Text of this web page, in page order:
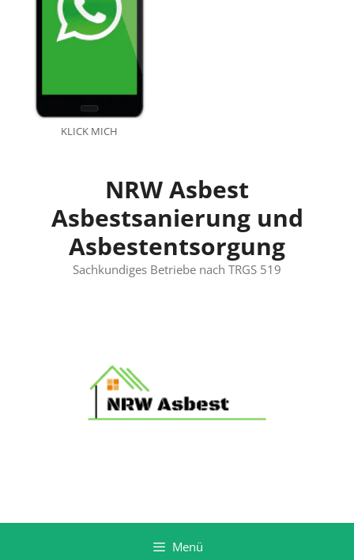
KLICK MICH
NRW Asbest
Asbestsanierung und
Asbestentsorgung
Sachkundiges Betriebe nach TRGS 519
Menü